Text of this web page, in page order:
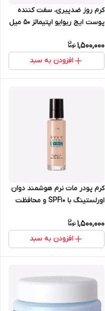
کرم روز ضدپیری، سفت کننده
پوست ایج ریوایو اپتیمالز 50 میل
1,500,000
افزودن به سبد
کرم پودر مات نرم هوشمند دوان
اورلستینگ با SPF10 و محافظت
1,500,000
افزودن به سبد